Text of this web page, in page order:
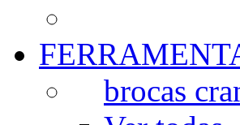
brocas